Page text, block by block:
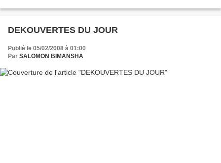
DEKOUVERTES DU JOUR
Publié le 05/02/2008 à 01:00
Par SALOMON BIMANSHA